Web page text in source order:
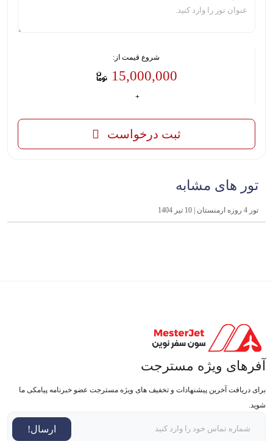
شروع قیمت از:
15,000,000
ثبت درخواست
تور های مشابه
تور 4 روزه ارمنستان | 10 تیر 1404
آفرهای ویژه مسترجت
برای دریافت آخرین پیشنهادات و تخفیف های ویژه مسترجت عضو خبرنامه پیامکی ما
شوید.
ارسال!